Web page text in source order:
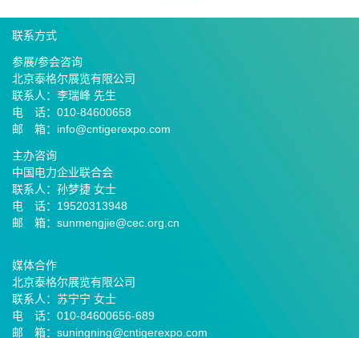
联系方式
参展/参会咨询
北京泰格尔展览有限公司
联系人：李瑞峰 先生
电 话：010-84600658
邮 箱：info@cntigerexpo.com
主办咨询
中国电力企业联合会
联系人：孙梦捷 女士
电 话：19520313948
邮 箱：sunmengjie@cec.org.cn
媒体合作
北京泰格尔展览有限公司
联系人：苏宁宁 女士
电 话：010-84600656-689
邮
箱：suningning@cntigerexpo.com